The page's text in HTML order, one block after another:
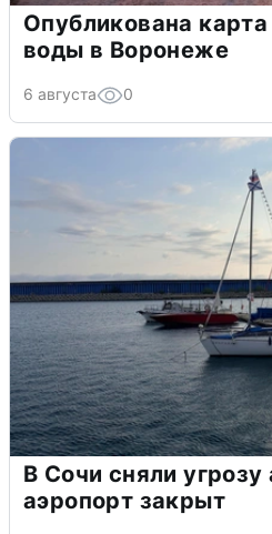
Опубликована
воды в Воронеже
6 августа 0
В Сочи сняли
аэропорт закрыт